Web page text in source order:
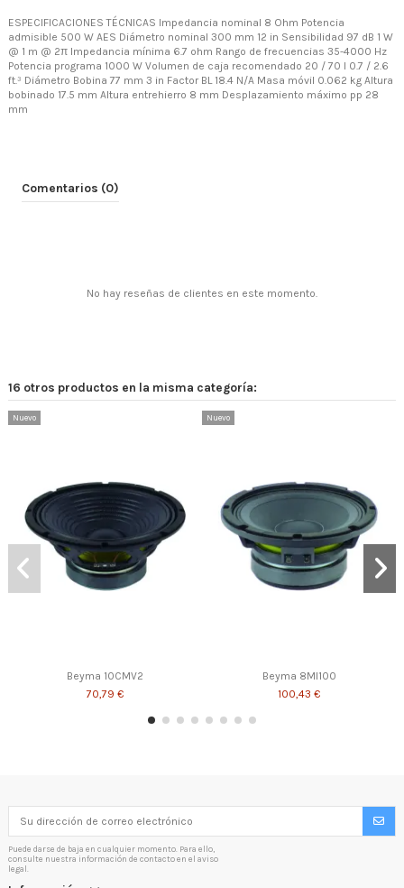
ESPECIFICACIONES TÉCNICAS Impedancia nominal 8 Ohm Potencia
admisible 500 W AES Diámetro nominal 300 mm 12 in Sensibilidad 97 dB 1 W
@ 1 m @ 2π Impedancia mínima 6.7 ohm Rango de frecuencias 35-4000 Hz
Potencia programa 1000 W Volumen de caja recomendado 20 / 70 l 0.7 / 2.6
ft.³ Diámetro Bobina 77 mm 3 in Factor BL 18.4 N/A Masa móvil 0.062 kg Altura
bobinado 17.5 mm Altura entrehierro 8 mm Desplazamiento máximo pp 28
mm
Comentarios (0)
No hay reseñas de clientes en este momento.
16 otros productos en la misma categoría:
Nuevo
Beyma 10CMV2
70,79 €
Nuevo
Beyma 8MI100
100,43 €
Puede darse de baja en cualquier momento. Para ello,
consulte nuestra información de contacto en el aviso
legal.